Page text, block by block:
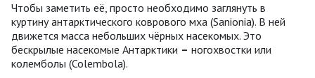
Чтобы заметить её, просто необходимо заглянуть в
куртину антарктического коврового мха (Sanionia). В ней
движется масса небольших чёрных насекомых. Это
бескрылые насекомые Антарктики – ногохвостки или
колемболы (Colembola).